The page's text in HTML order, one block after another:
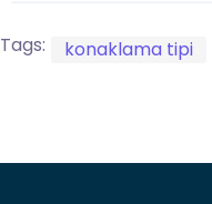
Tags: konaklama tipi